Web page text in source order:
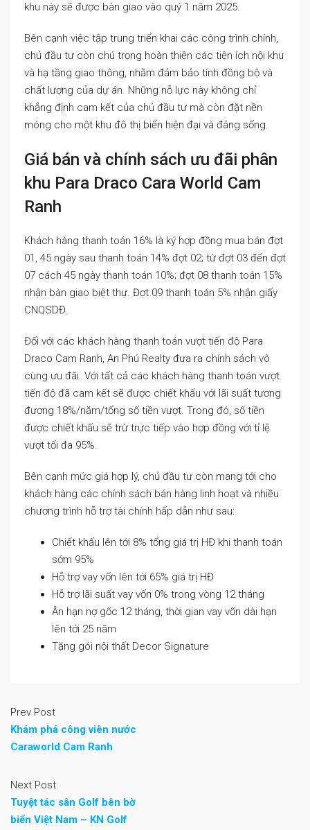
khu này sẽ được bàn giao vào quý 1 năm 2025.
Bên cạnh việc tập trung triển khai các công trình chính,
chủ đầu tư còn chú trọng hoàn thiện các tiện ích nội khu
và hạ tầng giao thông, nhằm đảm bảo tính đồng bộ và
chất lượng của dự án. Những nỗ lực này không chỉ
khẳng định cam kết của chủ đầu tư mà còn đặt nền
móng cho một khu đô thị biển hiện đại và đáng sống.
Giá bán và chính sách ưu đãi phân
khu Para Draco Cara World Cam
Ranh
Khách hàng thanh toán 16% là ký hợp đồng mua bán đợt
01, 45 ngày sau thanh toán 14% đợt 02; từ đợt 03 đến đợt
07 cách 45 ngày thanh toán 10%; đợt 08 thanh toán 15%
nhận bàn giao biệt thự. Đợt 09 thanh toán 5% nhận giấy
CNQSDĐ.
Đối với các khách hàng thanh toán vượt tiến độ Para
Draco Cam Ranh, An Phú Realty đưa ra chính sách vô
cùng ưu đãi. Với tất cả các khách hàng thanh toán vượt
tiến độ đã cam kết sẽ được chiết khấu với lãi suất tương
đương 18%/năm/tổng số tiền vượt. Trong đó, số tiền
được chiết khấu sẽ trừ trực tiếp vào hợp đồng với tỉ lệ
vượt tối đa 95%.
Bên cạnh mức giá hợp lý, chủ đầu tư còn mang tới cho
khách hàng các chính sách bán hàng linh hoạt và nhiều
chương trình hỗ trợ tài chính hấp dẫn như sau:
Chiết khấu lên tới 8% tổng giá trị HĐ khi thanh toán
sớm 95%
Hỗ trợ vay vốn lên tới 65% giá trị HĐ
Hỗ trợ lãi suất vay vốn 0% trong vòng 12 tháng
Ân hạn nợ gốc 12 tháng, thời gian vay vốn dài hạn
lên tới 25 năm
Tặng gói nội thất Decor Signature
Prev Post
Khám phá công viên nước
Caraworld Cam Ranh
Next Post
Tuyệt tác sân Golf bên bờ
biển Việt Nam – KN Golf